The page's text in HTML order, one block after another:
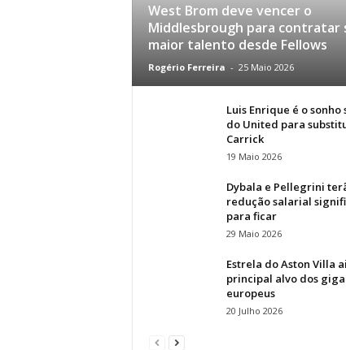
West Brom deve vencer o
Middlesbrough para contratar
maior talento desde Fellows
Rogério Ferreira - 25 Maio 2026
Luis Enrique é o sonho
do United para
Carrick
19 Maio 2026
Dybala e Pellegrini
redução salarial
para ficar
29 Maio 2026
Estrela do Aston Villa
principal alvo dos
europeus
20 Julho 2026